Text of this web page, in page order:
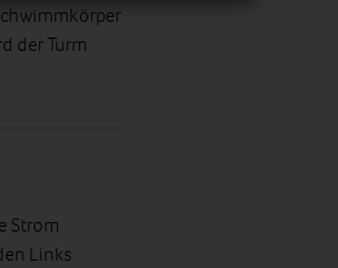
der Turm
Strom
Links